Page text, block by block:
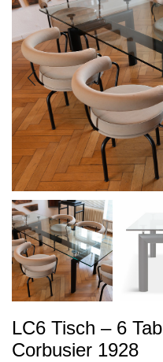
LC6 Tisch – 6
Corbusier 1928